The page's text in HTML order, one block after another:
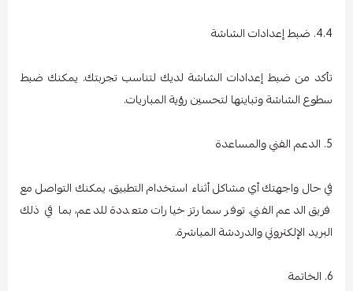
4.4. ضبط إعدادات الشاشة
تأكد من ضبط إعدادات الشاشة لديك لتناسب تجربتك. يمكنك ضبط
سطوع الشاشة وتباينها لتحسين رؤية المباريات.
5. الدعم الفني والمساعدة
في حال واجهتك أي مشاكل أثناء استخدام التطبيق، يمكنك التواصل مع
فريق الدعم الفني. توفر سمارتز خيارات متعددة للدعم، بما في ذلك
البريد الإلكتروني والدردشة المباشرة.
6. الخاتمة